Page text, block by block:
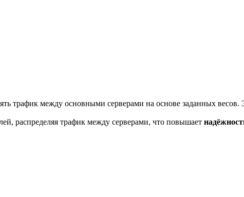
трафик между основными серверами на основе заданных весов.
распределяя трафик между серверами, что повышает